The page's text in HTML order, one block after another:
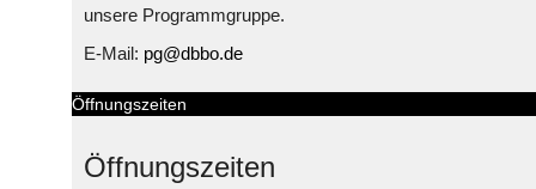
unsere Programmgruppe.
E-Mail: pg@dbbo.de
Öffnungszeiten
Öffnungszeiten